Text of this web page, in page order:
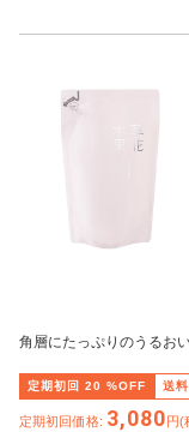
角層にたっぷりのうるお
定期初回 20 %OFF 送
定期初回価格: 3,080円(